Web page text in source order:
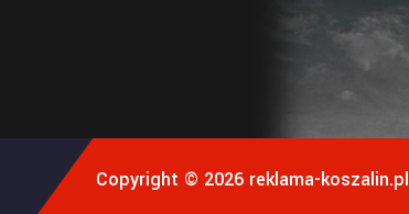
Copyright © 2026 reklama-koszalin.pl